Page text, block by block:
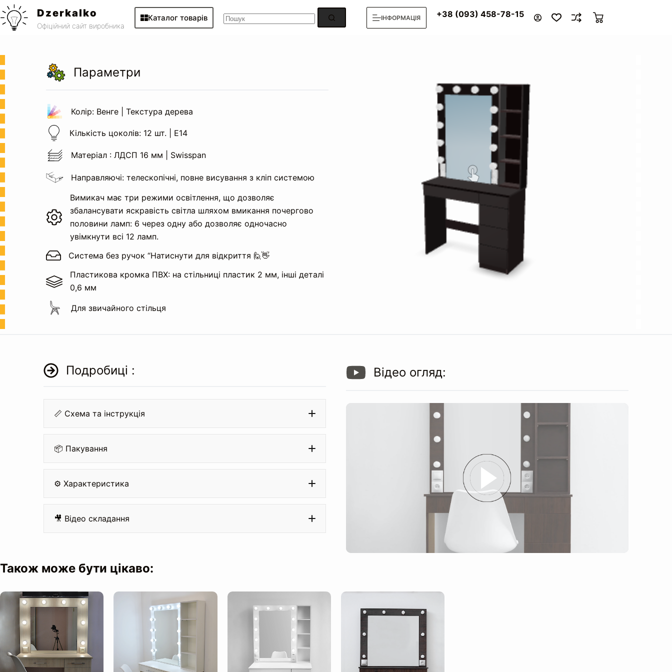
Перейти
до
вмісту
Dzerkalko
Офіційний сайт виробника
Каталог товарів
Немає
результатів
ІНФОРМАЦІЯ
+38 (093) 458-78-15
Кошик
Параметри
Колір: Венге | Текстура дерева
Кількість цоколів: 12 шт. | Е14
Матеріал : ЛДСП 16 мм | Swisspan
Направляючі: телескопічні, повне висування з кліп системою
Вимикач має три режими освітлення, що дозволяє
збалансувати яскравість світла шляхом вмикання почергово
половини ламп: 6 через одну або дозволяє одночасно
увімкнути всі 12 ламп.
Система без ручок “Натиснути для відкриття 🙋👋
Пластикова кромка ПВХ: на стільниці пластик 2 мм, інші деталі
0,6 мм
Для звичайного стільця
Подробиці :
📏 Схема та інструкція
📦 Пакування
⚙️ Характеристика
Направляючі на шухляді:
Дзеркало:
🎥 Відео складання
Відео огляд:
Також може бути цікаво: